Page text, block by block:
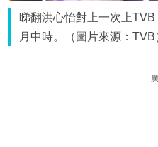
睇翻洪心怡對上一次上
月中時。（圖片來源：TVB